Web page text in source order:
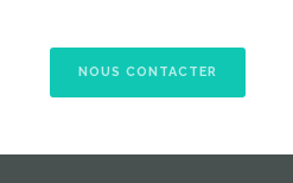
NOUS CONTACTER